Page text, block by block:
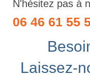
N'hésitez pas à
06 46 61 55
Laissez-